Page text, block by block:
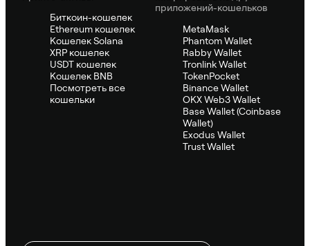
Биткоин-кошелек
Ethereum кошелек
Кошелек Solana
XRP кошелек
USDT кошелек
Кошелек BNB
Посмотреть все
кошельки
приложений-кошельков
MetaMask
Phantom Wallet
Rabby Wallet
Tronlink Wallet
TokenPocket
Binance Wallet
OKX Web3 Wallet
Base Wallet (Coinbase
Wallet)
Exodus Wallet
Trust Wallet